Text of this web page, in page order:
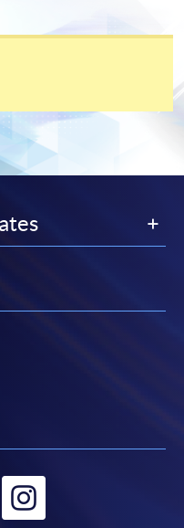
以及所需證明文件親
交。
內其他單元
註冊及學費通知」，適
冊及學費通知」
知」，並親往報名中
。如對報名程序有任
鐘。否則，申請人
Go